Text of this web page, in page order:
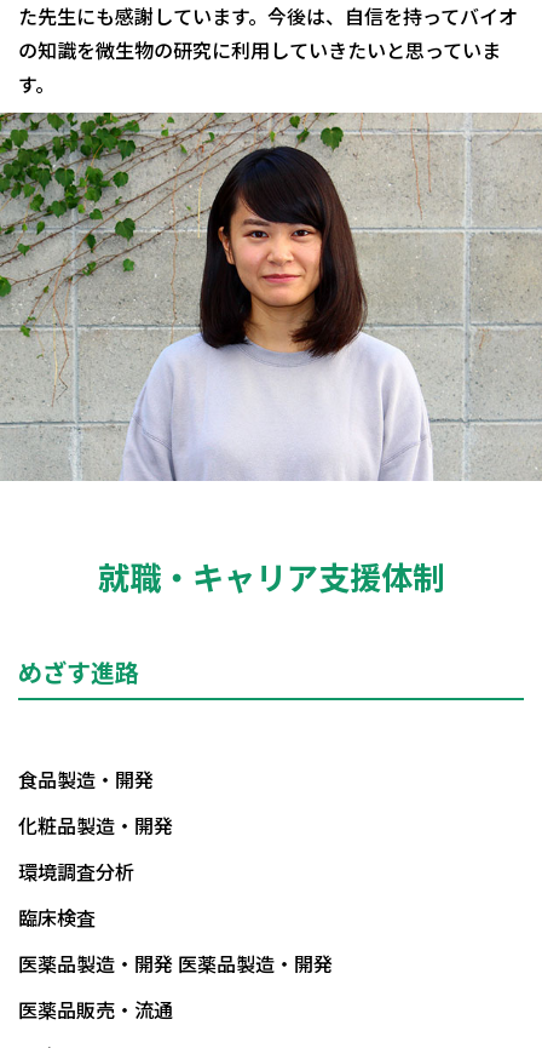
た先生にも感謝しています。今後は、自信を持ってバイオ
の知識を微生物の研究に利用していきたいと思っていま
す。
就職・キャリア支援体制
めざす進路
食品製造・開発
化粧品製造・開発
環境調査分析
臨床検査
医薬品製造・開発 医薬品製造・開発
医薬品販売・流通